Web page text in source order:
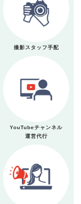
撮影スタッフ手配
YouTubeチャンネル
運営代行